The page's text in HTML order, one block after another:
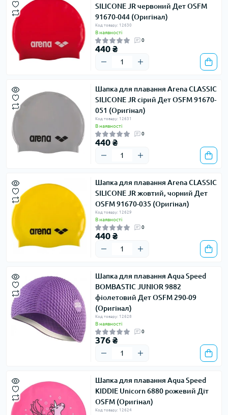
SILICONE JR червоний Дет OSFM
91670-044 (Оригінал)
Код товару: 12630
В наявності
0
440 ₴
Шапка для плавання Arena CLASSIC
SILICONE JR сірий Дет OSFM 91670-
051 (Оригінал)
Код товару: 12631
В наявності
0
440 ₴
Шапка для плавання Arena CLASSIC
SILICONE JR жовтий, чорний Дет
OSFM 91670-035 (Оригінал)
Код товару: 12629
В наявності
0
440 ₴
Шапка для плавання Aqua Speed ​​
BOMBASTIC JUNIOR 9882
фіолетовий Дет OSFM 290-09
(Оригінал)
Код товару: 12628
В наявності
0
376 ₴
Шапка для плавання Aqua Speed ​​
KIDDIE Unicorn 6880 рожевий Діт
OSFM (Оригінал)
Код товару: 12624